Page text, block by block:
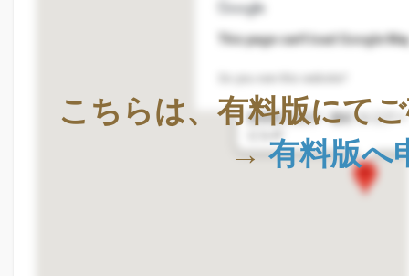
株式会社Geolocation
〒411-0036
静岡県三島市一番町18-22ア
This page can't load Google
こちらは、有料版にて
→有料版へ